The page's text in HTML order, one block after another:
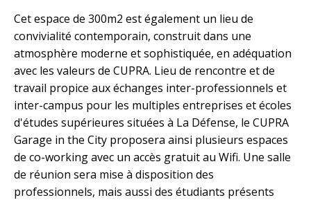
Cet espace de 300m2 est également un lieu de
convivialité contemporain, construit dans une
atmosphère moderne et sophistiquée, en adéquation
avec les valeurs de CUPRA. Lieu de rencontre et de
travail propice aux échanges inter-professionnels et
inter-campus pour les multiples entreprises et écoles
d'études supérieures situées à La Défense, le CUPRA
Garage in the City proposera ainsi plusieurs espaces
de co-working avec un accès gratuit au Wifi. Une salle
de réunion sera mise à disposition des
professionnels, mais aussi des étudiants présents